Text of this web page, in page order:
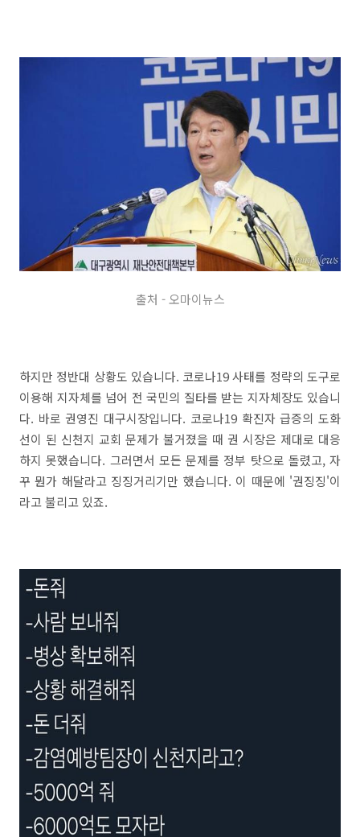
출처 - 오마이뉴스
하지만 정반대 상황도 있습니다. 코로나19 사태를 정략의 도구로
이용해 지자체를 넘어 전 국민의 질타를 받는 지자체장도 있습니
다. 바로 권영진 대구시장입니다. 코로나19 확진자 급증의 도화
선이 된 신천지 교회 문제가 불거졌을 때 권 시장은 제대로 대응
하지 못했습니다. 그러면서 모든 문제를 정부 탓으로 돌렸고, 자
꾸 뭔가 해달라고 징징거리기만 했습니다. 이 때문에 '권징징'이
라고 불리고 있죠.